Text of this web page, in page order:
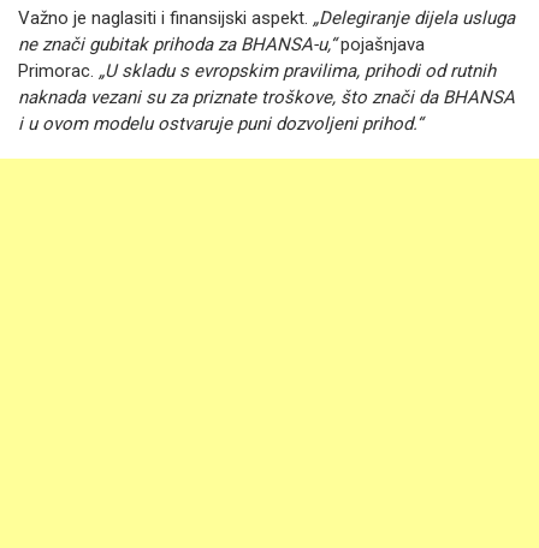
Važno je naglasiti i finansijski aspekt. „Delegiranje dijela usluga
ne znači gubitak prihoda za BHANSA-u,“pojašnjava
Primorac. „U skladu s evropskim pravilima, prihodi od rutnih
naknada vezani su za priznate troškove, što znači da BHANSA
i u ovom modelu ostvaruje puni dozvoljeni prihod.“